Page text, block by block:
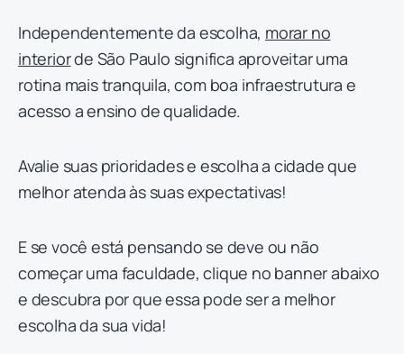
Independentemente da escolha, morar no
interiorde São Paulo significa aproveitar uma
rotina mais tranquila, com boa infraestrutura e
acesso a ensino de qualidade.
Avalie suas prioridades e escolha a cidade que
melhor atenda às suas expectativas!
E se você está pensando se deve ou não
começar uma faculdade, clique no banner abaixo
e descubra por que essa pode ser a melhor
escolha da sua vida!